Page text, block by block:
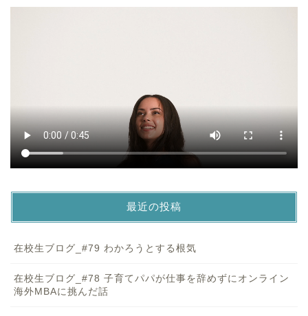
最近の投稿
在校生ブログ_#79 わかろうとする根気
在校生ブログ_#78 子育てパパが仕事を辞めずにオンライン
海外MBAに挑んだ話